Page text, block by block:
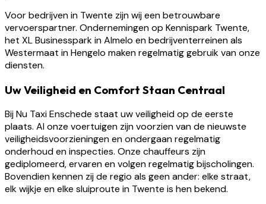
Voor bedrijven in Twente zijn wij een betrouwbare
vervoerspartner. Ondernemingen op Kennispark Twente,
het XL Businesspark in Almelo en bedrijventerreinen als
Westermaat in Hengelo maken regelmatig gebruik van onze
diensten.
Uw Veiligheid en Comfort Staan Centraal
Bij Nu Taxi Enschede staat uw veiligheid op de eerste
plaats. Al onze voertuigen zijn voorzien van de nieuwste
veiligheidsvoorzieningen en ondergaan regelmatig
onderhoud en inspecties. Onze chauffeurs zijn
gediplomeerd, ervaren en volgen regelmatig bijscholingen.
Bovendien kennen zij de regio als geen ander: elke straat,
elk wijkje en elke sluiproute in Twente is hen bekend.